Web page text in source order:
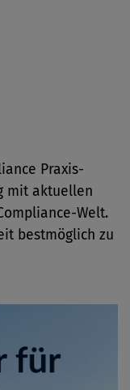
Praxis-
mit aktuellen
Welt.
bestmöglich zu